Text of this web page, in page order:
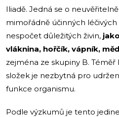
Iliadě. Jedná se o
mimořádně účinných
nespočet důležitých živin,
vláknina, hořčík, vápník,
zejména ze skupiny B.
složek je nezbytná pro
funkce organismu.
Podle výzkumů je tento